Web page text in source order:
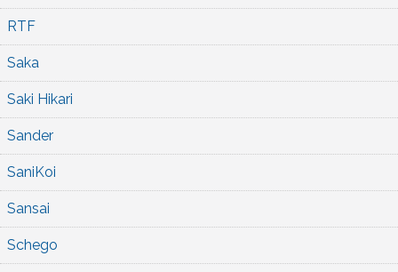
RTF
Saka
Saki Hikari
Sander
SaniKoi
Sansai
Schego